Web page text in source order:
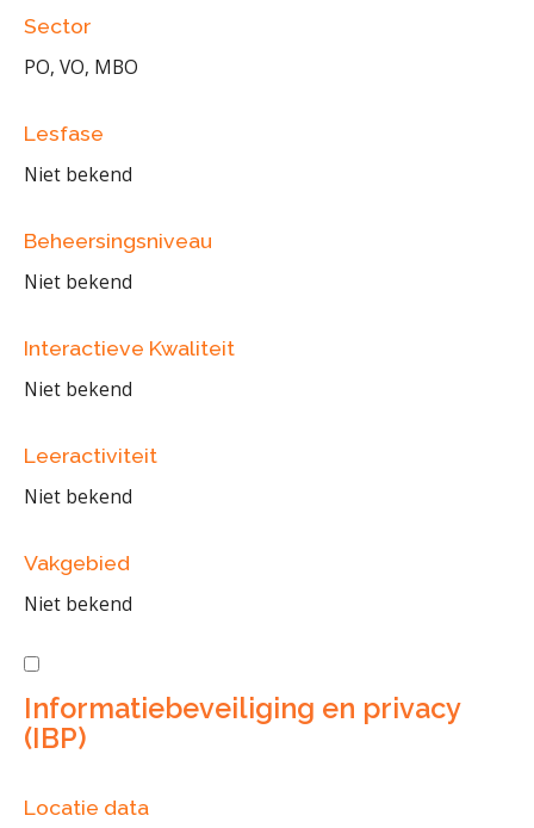
Sector
PO, VO, MBO
Lesfase
Niet bekend
Beheersingsniveau
Niet bekend
Interactieve Kwaliteit
Niet bekend
Leeractiviteit
Niet bekend
Vakgebied
Niet bekend
Informatiebeveiliging en privacy
(IBP)
Locatie data